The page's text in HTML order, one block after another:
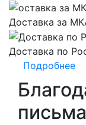
Доставка за
Доставка по
Подробнее
письма